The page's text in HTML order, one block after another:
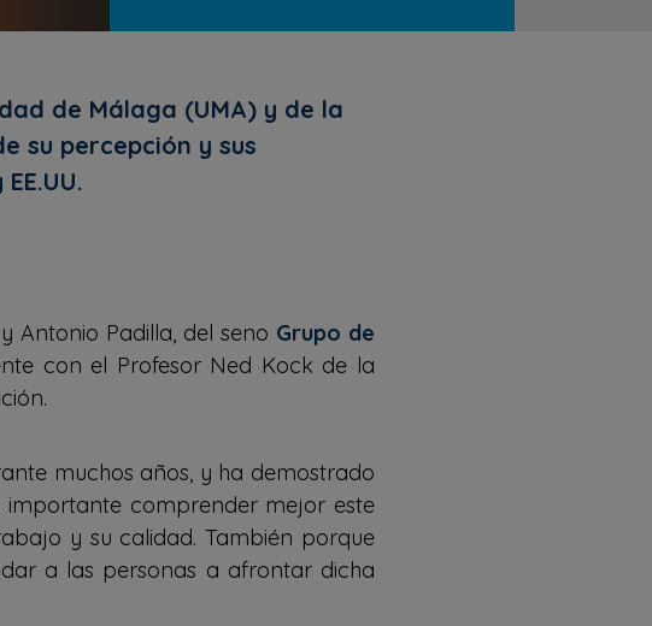
de Málaga (UMA) y de la
su percepción y sus
Antonio Padilla, del seno Grupo de
con el Profesor Ned Kock de la
muchos años, y ha demostrado
importante comprender mejor este
y su calidad. También porque
a las personas a afrontar dicha